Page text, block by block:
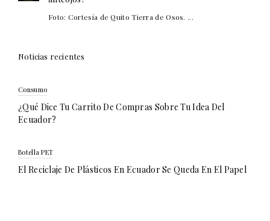
Foto: Cortesía de Quito Tierra de Osos. ...
Noticias recientes
Consumo
¿Qué Dice Tu Carrito De Compras Sobre Tu Idea Del
Ecuador?
Botella PET
El Reciclaje De Plásticos En Ecuador Se Queda En El Papel